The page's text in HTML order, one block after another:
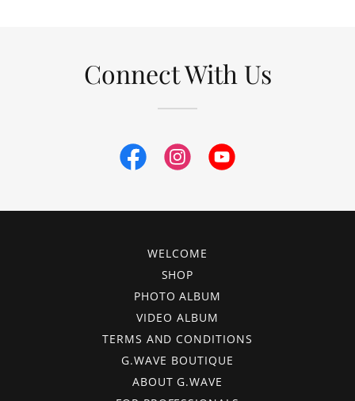
Connect With Us
WELCOME
SHOP
PHOTO ALBUM
VIDEO ALBUM
TERMS AND CONDITIONS
G.WAVE BOUTIQUE
ABOUT G.WAVE